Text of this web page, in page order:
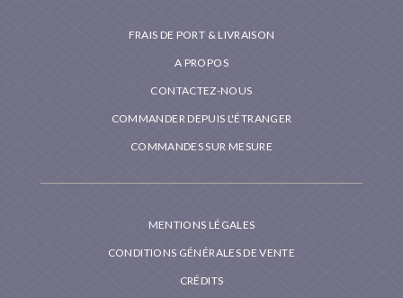
FRAIS DE PORT & LIVRAISON
A PROPOS
CONTACTEZ-NOUS
COMMANDER DEPUIS L'ÉTRANGER
COMMANDES SUR MESURE
MENTIONS LÉGALES
CONDITIONS GÉNÉRALES DE VENTE
CRÉDITS